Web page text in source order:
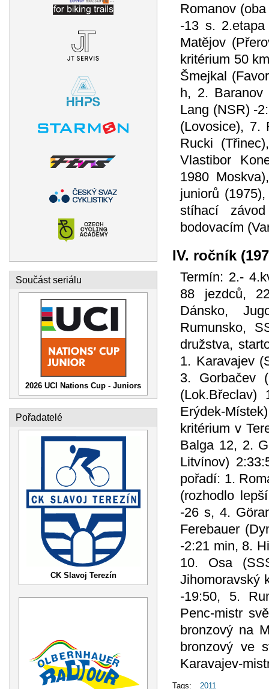
Součást seriálu
2026 UCI Nations Cup - Juniors
Pořadatelé
CK Slavoj Terezín
Romanov
-13 s.
Matějov
kritérium 50
Šmejkal
h, 2. Baranov
Lang (NSR) -
(Lovosice), 7.
Rucki
Vlastibor
1980
juniorů
stíhací
bodovacím
IV. ročník
Termín: 2.-
88 jezdců,
Dánsko,
Rumunsko,
družstva,
1. Karavajev
3. Gorbačev
Erýdek-
kritérium v
Balga 12, 2.
Litvínov)
pořadí: 1.
(rozhodlo
-26 s, 4.
Ferebauer
-2:21 min, 8.
10. Osa
Jihomoravský
-19:50, 5.
Penc-mistr
bronzový na
bronzový ve
Karavajev-
Tags: 2011